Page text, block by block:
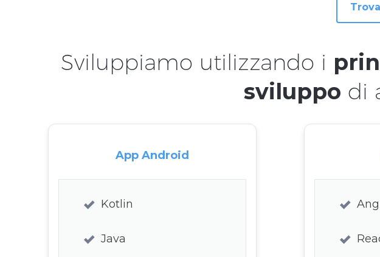
Sviluppiamo utilizzando i
sviluppo di
App Android
Kotlin
Java